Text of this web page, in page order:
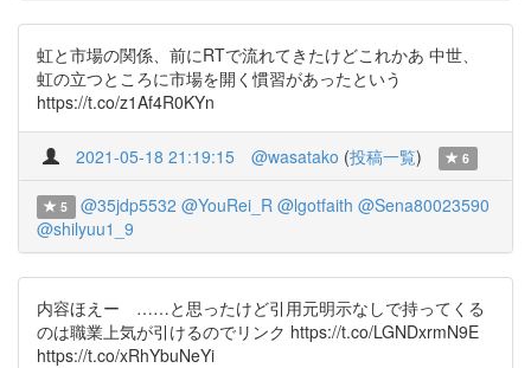
虹と市場の関係、前にRTで流れてきたけどこれかあ 中世、
虹の立つところに市場を開く慣習があったという
https://t.co/z1Af4R0KYn
2021-05-18 21:19:15 @wasatako (投稿一覧) 6
5 @35jdp5532 @YouRei_R @lgotfaith @Sena80023590
@shilyuu1_9
内容ほえー ……と思ったけど引用元明示なしで持ってくる
のは職業上気が引けるのでリンク https://t.co/LGNDxrmN9E
https://t.co/xRhYbuNeYi